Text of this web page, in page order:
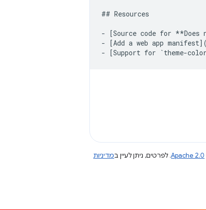
## Resources
- [Source code for **Does
- [Add a web app
- [Support for `theme-color
Apache 2.0. לפרטים, ניתן לעיין במדיניות